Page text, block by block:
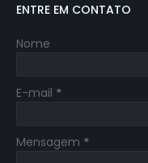
ENTRE EM CONTATO
Nome
E-mail *
Mensagem *